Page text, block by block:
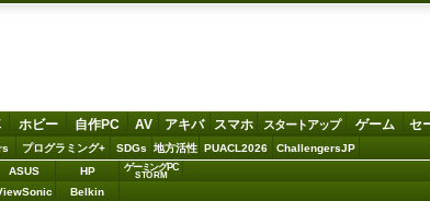
ホビー 自作PC AV アキバ スマホ スタートアップ ゲーム セ
プログラミング+ SDGs 地方活性 PUACL2026 ChallengersJP
ASUS HP ゲーミングPC
STORM
Belkin